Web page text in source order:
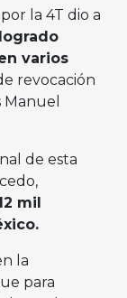
la 4T dio a
varios
revocación
de esta
mil
la
para